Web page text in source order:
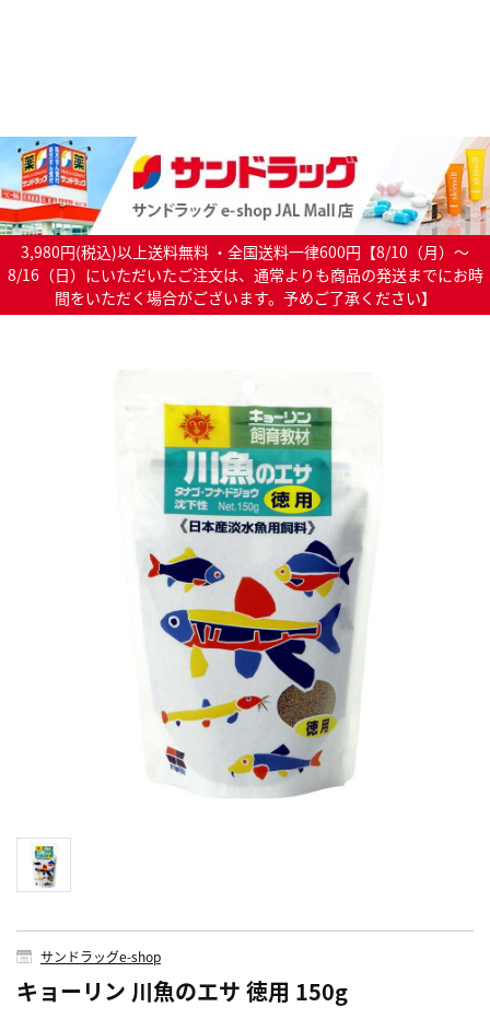
3,980円(税込)以上送料無料 ・全国送料一律600円【8/10（月）～
8/16（日）にいただいたご注文は、通常よりも商品の発送までにお時
間をいただく場合がございます。予めご了承ください】
サンドラッグe-shop
キョーリン 川魚のエサ 徳用 150g